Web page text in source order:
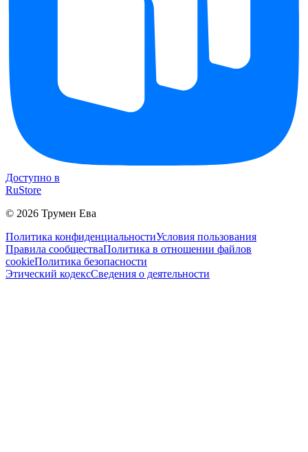
Доступно в
RuStore
© 2026 Трумен Ева
Политика конфиденциальностиУсловия пользования
Правила сообществаПолитика в отношении файлов
cookieПолитика безопасности
Этический кодексСведения о деятельности